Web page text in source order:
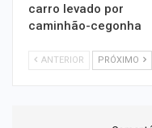
carro levado por
caminhão-cegonha
ANTERIOR PRÓXIMO